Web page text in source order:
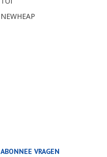
NEWHEAP
ABONNEE VRAGEN